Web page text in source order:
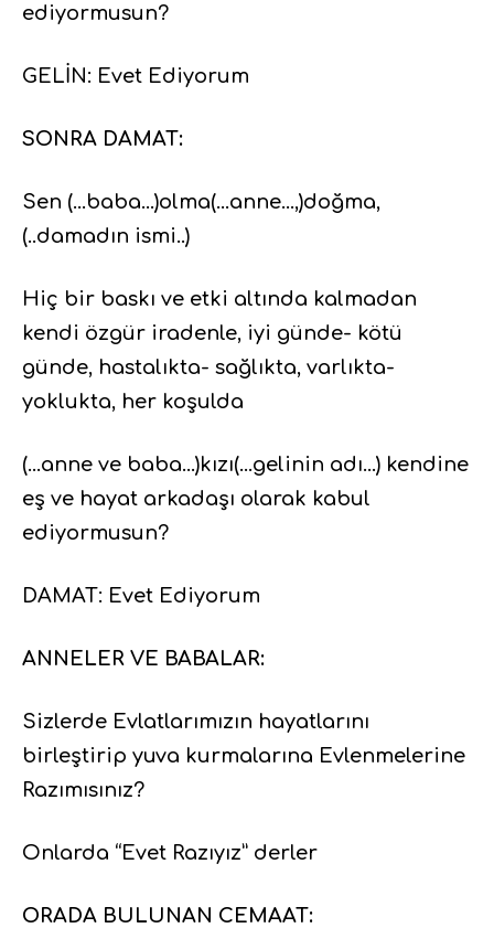
ediyormusun?
GELİN: Evet Ediyorum
SONRA DAMAT:
Sen (…baba…)olma(…anne…,)doğma,
(..damadın ismi..)
Hiç bir baskı ve etki altında kalmadan
kendi özgür iradenle, iyi günde- kötü
günde, hastalıkta- sağlıkta, varlıkta-
yoklukta, her koşulda
(…anne ve baba…)kızı(…gelinin adı…) kendine
eş ve hayat arkadaşı olarak kabul
ediyormusun?
DAMAT: Evet Ediyorum
ANNELER VE BABALAR:
Sizlerde Evlatlarımızın hayatlarını
birleştirip yuva kurmalarına Evlenmelerine
Razımısınız?
Onlarda “Evet Razıyız” derler
ORADA BULUNAN CEMAAT: